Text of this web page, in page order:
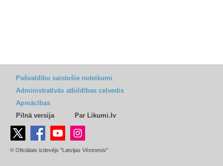
Pašvaldību saistošie noteikumi
Administratīvās atbildības ceļvedis
Apmācības
Pilnā versija
Par Likumi.lv
© Oficiālais izdevējs "Latvijas Vēstnesis"